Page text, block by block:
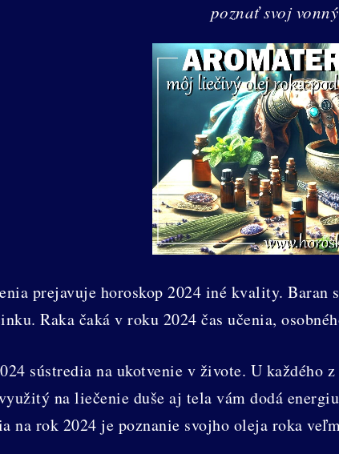
poznať svoj
prejavuje horoskop 2024 iné kvality.
Raka čaká v roku 2024 čas učenia,
sústredia na ukotvenie v živote. U každého
na liečenie duše aj tela vám dodá
na rok 2024 je poznanie svojho oleja roka